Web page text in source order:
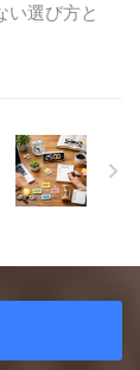
い選び方と